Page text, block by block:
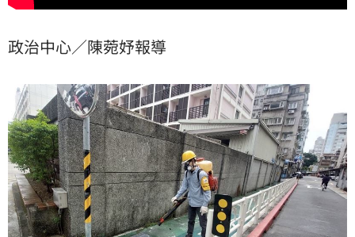
政治中心／陳菀妤報導